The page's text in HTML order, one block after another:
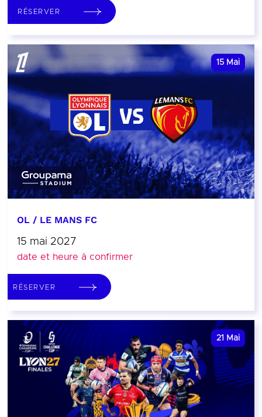
RÉSERVER
15 Mai
OL / LE MANS FC
15 mai 2027
date et heure à confirmer
RÉSERVER
21 Mai